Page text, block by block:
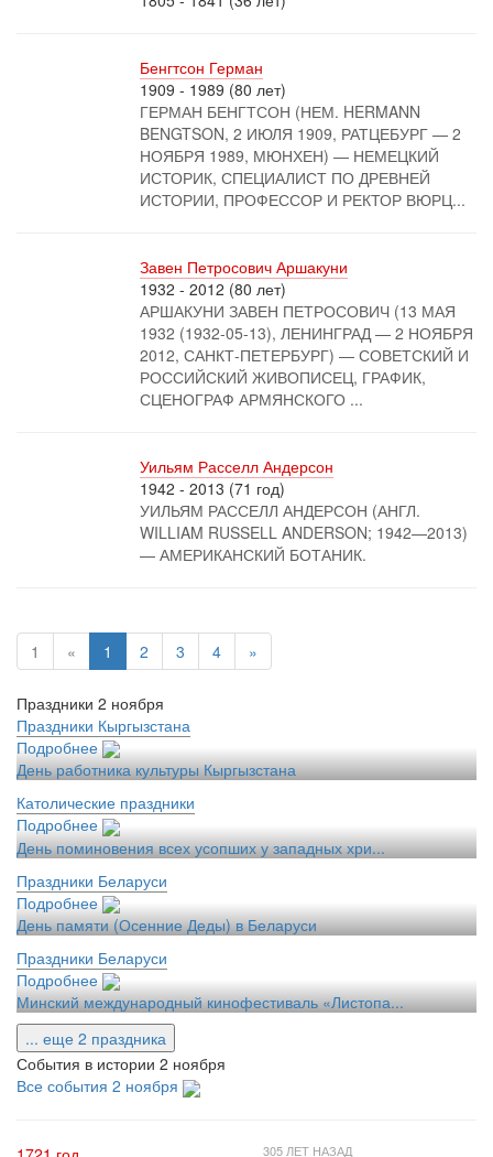
Бенгтсон Герман
1909 - 1989 (80 лет)
ГЕРМАН БЕНГТСОН (НЕМ. HERMANN
BENGTSON, 2 ИЮЛЯ 1909, РАТЦЕБУРГ — 2
НОЯБРЯ 1989, МЮНХЕН) — НЕМЕЦКИЙ
ИСТОРИК, СПЕЦИАЛИСТ ПО ДРЕВНЕЙ
ИСТОРИИ, ПРОФЕССОР И РЕКТОР ВЮРЦ...
Завен Петросович Аршакуни
1932 - 2012 (80 лет)
АРШАКУНИ ЗАВЕН ПЕТРОСОВИЧ (13 МАЯ
1932 (1932-05-13), ЛЕНИНГРАД — 2 НОЯБРЯ
2012, САНКТ-ПЕТЕРБУРГ) — СОВЕТСКИЙ И
РОССИЙСКИЙ ЖИВОПИСЕЦ, ГРАФИК,
СЦЕНОГРАФ АРМЯНСКОГО ...
Уильям Расселл Андерсон
1942 - 2013 (71 год)
УИЛЬЯМ РАССЕЛЛ АНДЕРСОН (АНГЛ.
WILLIAM RUSSELL ANDERSON; 1942—2013)
— АМЕРИКАНСКИЙ БОТАНИК.
1 « 1 2 3 4 »
Праздники 2 ноября
Праздники Кыргызстана
Подробнее
День работника культуры Кыргызстана
Католические праздники
Подробнее
День поминовения всех усопших у западных хри...
Праздники Беларуси
Подробнее
День памяти (Осенние Деды) в Беларуси
Праздники Беларуси
Подробнее
Минский международный кинофестиваль «Листопа...
... еще 2 праздника
События в истории 2 ноября
Все события 2 ноября
305 ЛЕТ НАЗАД